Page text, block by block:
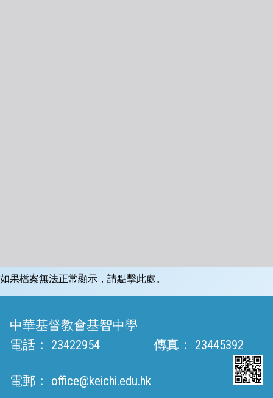
如果檔案無法正常顯示，請點擊此處。
中華基督教會基智中學
電話：
23422954 傳真： 23445392
電郵： office@keichi.edu.hk